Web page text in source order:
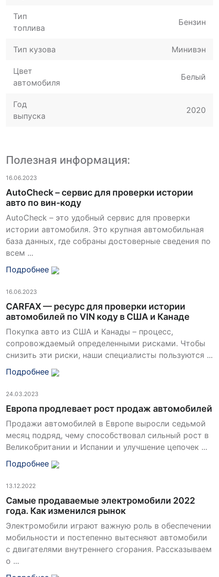
Тип
топлива
Бензин
Тип кузова Минивэн
Цвет
автомобиля
Белый
Год
выпуска
2020
Полезная информация:
16.06.2023
AutoCheck – сервис для проверки истории
авто по вин-коду
AutoCheck – это удобный сервис для проверки
истории автомобиля. Это крупная автомобильная
база данных, где собраны достоверные сведения по
всем ...
Подробнее
16.06.2023
CARFAX — ресурс для проверки истории
автомобилей по VIN коду в США и Канаде
Покупка авто из США и Канады – процесс,
сопровождаемый определенными рисками. Чтобы
снизить эти риски, наши специалисты пользуются ...
Подробнее
24.03.2023
Европа продлевает рост продаж автомобилей
Продажи автомобилей в Европе выросли седьмой
месяц подряд, чему способствовал сильный рост в
Великобритании и Испании и улучшение цепочек ...
Подробнее
13.12.2022
Самые продаваемые электромобили 2022
года. Как изменился рынок
Электромобили играют важную роль в обеспечении
мобильности и постепенно вытесняют автомобили
с двигателями внутреннего сгорания. Рассказываем
о ...